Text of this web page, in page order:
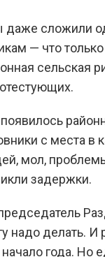
даже сложили
— что
сельская
с места в
мол,
задержки.
надо делать. И
года. Но